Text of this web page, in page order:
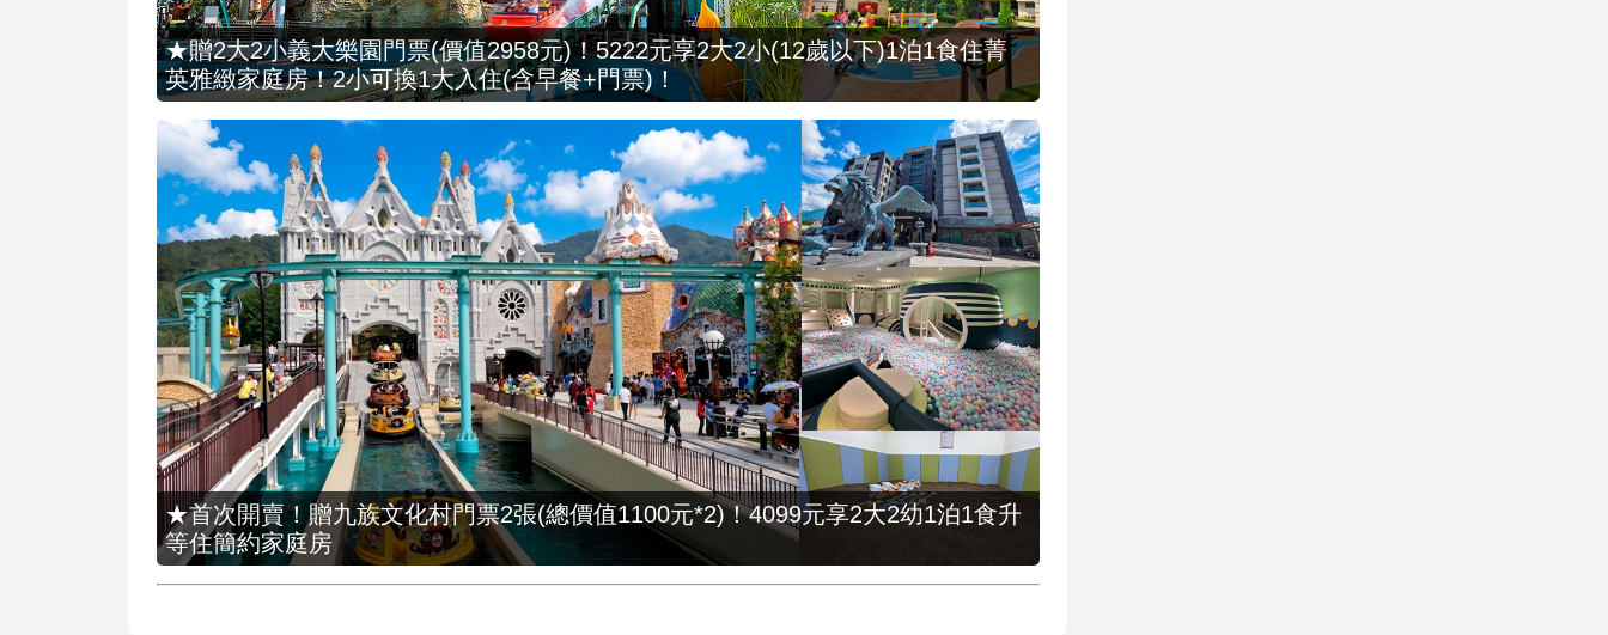
★贈2大2小義大樂園門票(價值2958元)！5222元享2大2小(12歲以下)1泊1食住菁
英雅緻家庭房！2小可換1大入住(含早餐+門票)！
★首次開賣！贈九族文化村門票2張(總價值1100元*2)！4099元享2大2幼1泊1食升
等住簡約家庭房